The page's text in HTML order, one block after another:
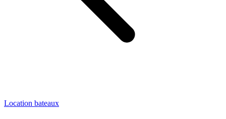
Location bateaux